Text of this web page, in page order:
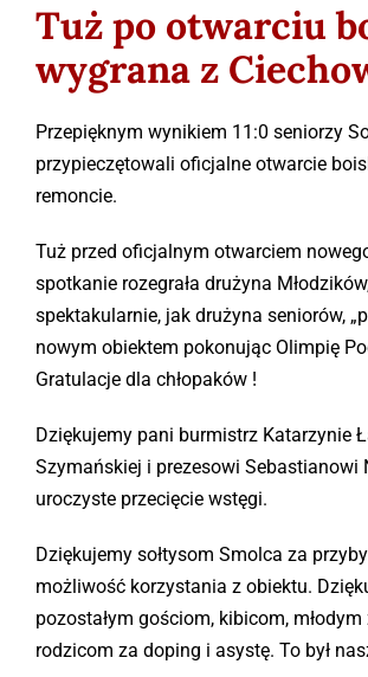
Drużyny
Dokumenty
Kontakt
Sklep
Tuż po otwarciu
wygrana z
Przepięknym wynikiem 11:0 seniorzy
przypieczętowali oficjalne otwarcie
remoncie.
Tuż przed oficjalnym otwarciem
spotkanie rozegrała drużyna
spektakularnie, jak drużyna seniorów,
nowym obiektem pokonując Olimpię
Gratulacje dla chłopaków !
Dziękujemy pani burmistrz Katarzynie
Szymańskiej i prezesowi Sebastianowi
uroczyste przecięcie wstęgi.
Dziękujemy sołtysom Smolca za
możliwość korzystania z obiektu.
pozostałym gościom, kibicom,
rodzicom za doping i asystę. To był